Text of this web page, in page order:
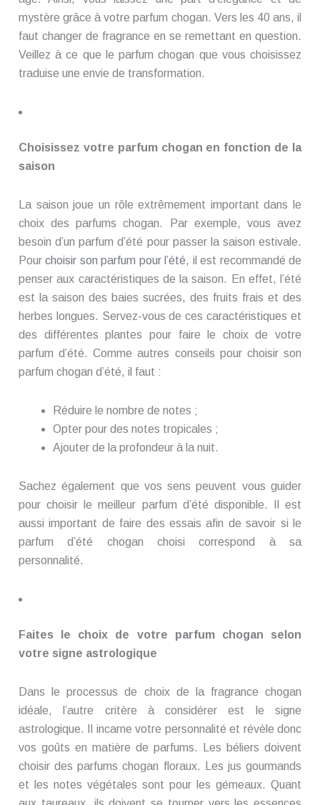
mystère grâce à votre parfum chogan. Vers les 40 ans, il
faut changer de fragrance en se remettant en question.
Veillez à ce que le parfum chogan que vous choisissez
traduise une envie de transformation.
Choisissez votre parfum chogan en fonction de la
saison
La saison joue un rôle extrêmement important dans le
choix des parfums chogan. Par exemple, vous avez
besoin d’un parfum d’été pour passer la saison estivale.
Pourchoisir son parfum pour l’été, il est recommandé de
penser aux caractéristiques de la saison. En effet, l’été
est la saison des baies sucrées, des fruits frais et des
herbes longues. Servez-vous de ces caractéristiques et
des différentes plantes pour faire le choix de votre
parfum d’été. Comme autres conseils pour choisir son
parfum chogan d’été, il faut :
Réduire le nombre de notes ;
Opter pour des notes tropicales ;
Ajouter de la profondeur à la nuit.
Sachez également que vos sens peuvent vous guider
pour choisir le meilleur parfum d’été disponible. Il est
aussi important de faire des essais afin de savoir si le
parfum d’été chogan choisi correspond à sa
personnalité.
Faites le choix de votre parfum chogan selon
votre signe astrologique
Dans le processus de choix de la fragrance chogan
idéale, l’autre critère à considérer est le signe
astrologique. Il incarne votre personnalité et révèle donc
vos goûts en matière de parfums. Les béliers doivent
choisir des parfums chogan floraux. Les jus gourmands
et les notes végétales sont pour les gémeaux. Quant